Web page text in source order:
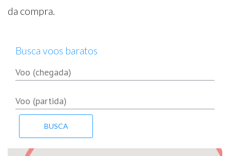
da compra.
Busca voos baratos